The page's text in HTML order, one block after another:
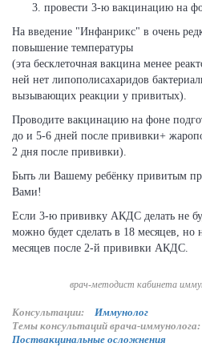
провести 3-ю вакцинацию на
На введение "Инфанрикс" в очень
повышение температуры
(эта бесклеточная вакцина менее
ней нет липополисахаридов
вызывающих реакции у привитых).
Проводите вакцинацию на фоне
до и 5-6 дней после прививки+
2 дня после прививки).
Быть ли Вашему ребёнку привитым
Вами!
Если 3-ю прививку АКДС делать не
можно будет сделать в 18 месяцев, но
месяцев после 2-й прививки АКДС.
врач-методист кабинета
Консультации:
Иммунолог
Темы консультаций врача-иммунолога:
Поствакцинальные осложнения